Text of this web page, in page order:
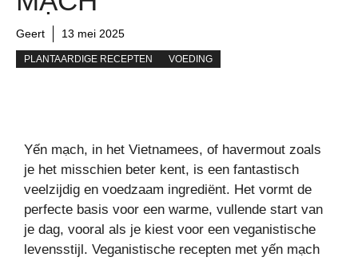
Geert 13 mei 2025
PLANTAARDIGE RECEPTEN VOEDING
Yến mạch, in het Vietnamees, of havermout zoals
je het misschien beter kent, is een fantastisch
veelzijdig en voedzaam ingrediënt. Het vormt de
perfecte basis voor een warme, vullende start van
je dag, vooral als je kiest voor een veganistische
levensstijl. Veganistische recepten met yến mạch